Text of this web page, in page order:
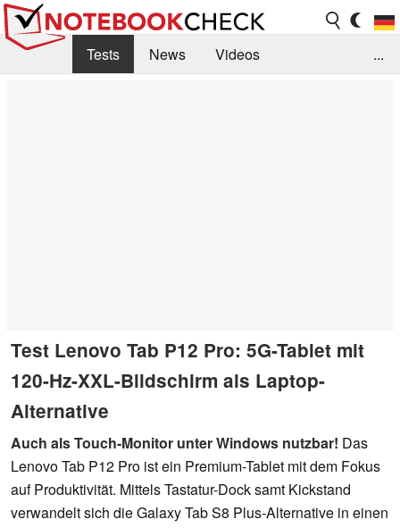
Tests News
Videos
...
Test Lenovo Tab P12 Pro: 5G-Tablet mit
120-Hz-XXL-Bildschirm als Laptop-
Alternative
Auch als Touch-Monitor unter Windows nutzbar! Das
Lenovo Tab P12 Pro ist ein Premium-Tablet mit dem Fokus
auf Produktivität. Mittels Tastatur-Dock samt Kickstand
verwandelt sich die Galaxy Tab S8 Plus-Alternative in einen